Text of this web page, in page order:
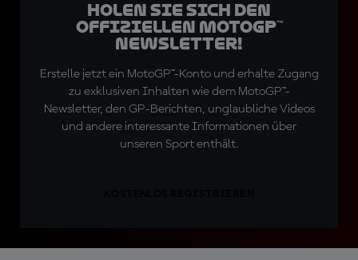
Holen Sie sich den
offiziellen MotoGP™
Newsletter!
Erstelle jetzt ein MotoGP™-Konto und erhalte Zugang
zu exklusiven Inhalten wie dem MotoGP™-
Newsletter, den GP-Berichten, unglaubliche Videos
und andere interessante Informationen über
unseren Sport enthält.